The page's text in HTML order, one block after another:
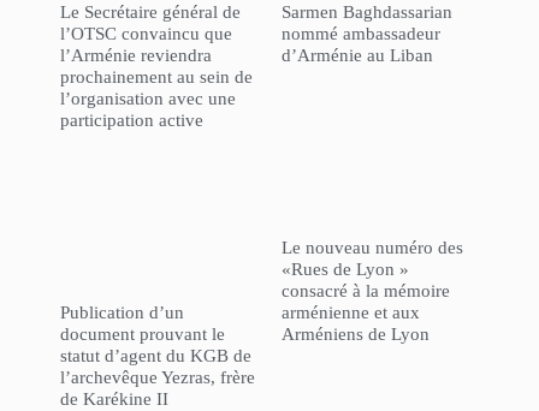
Le Secrétaire général de
l’OTSC convaincu que
l’Arménie reviendra
prochainement au sein de
l’organisation avec une
participation active
Publication d’un
document prouvant le
statut d’agent du KGB de
l’archevêque Yezras, frère
de Karékine II
Sarmen Baghdassarian
nommé ambassadeur
d’Arménie au Liban
Le nouveau numéro des
«Rues de Lyon »
consacré à la mémoire
arménienne et aux
Arméniens de Lyon